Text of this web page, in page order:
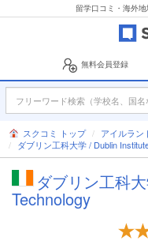
留学口コミ・海外
無料会員登録
スクコミ トップ アイルラン
ダブリン工科大学 / Dublin
ダブリン工科
Technology